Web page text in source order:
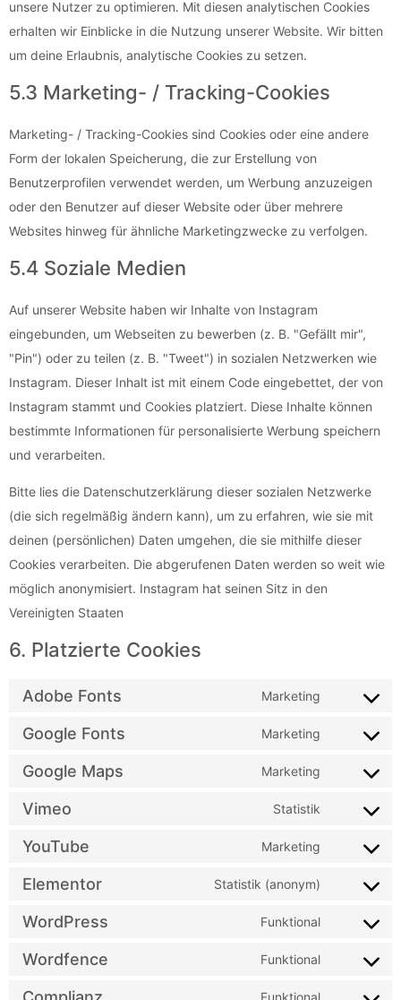
unsere Nutzer zu optimieren. Mit diesen analytischen Cookies
erhalten wir Einblicke in die Nutzung unserer Website. Wir bitten
um deine Erlaubnis, analytische Cookies zu setzen.
5.3 Marketing- / Tracking-Cookies
Marketing- / Tracking-Cookies sind Cookies oder eine andere
Form der lokalen Speicherung, die zur Erstellung von
Benutzerprofilen verwendet werden, um Werbung anzuzeigen
oder den Benutzer auf dieser Website oder über mehrere
Websites hinweg für ähnliche Marketingzwecke zu verfolgen.
5.4 Soziale Medien
Auf unserer Website haben wir Inhalte von Instagram
eingebunden, um Webseiten zu bewerben (z. B. "Gefällt mir",
"Pin") oder zu teilen (z. B. "Tweet") in sozialen Netzwerken wie
Instagram. Dieser Inhalt ist mit einem Code eingebettet, der von
Instagram stammt und Cookies platziert. Diese Inhalte können
bestimmte Informationen für personalisierte Werbung speichern
und verarbeiten.
Bitte lies die Datenschutzerklärung dieser sozialen Netzwerke
(die sich regelmäßig ändern kann), um zu erfahren, wie sie mit
deinen (persönlichen) Daten umgehen, die sie mithilfe dieser
Cookies verarbeiten. Die abgerufenen Daten werden so weit wie
möglich anonymisiert. Instagram hat seinen Sitz in den
Vereinigten Staaten
6. Platzierte Cookies
Adobe Fonts Marketing
Google Fonts Marketing
Google Maps Marketing
Vimeo Statistik
YouTube Marketing
Elementor Statistik (anonym)
WordPress Funktional
Wordfence Funktional